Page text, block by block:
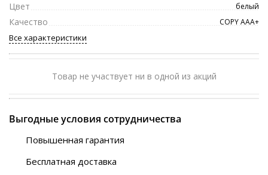
Цвет белый
Качество COPY ААА+
Все характеристики
Товар не участвует ни в одной из акций
Выгодные условия сотрудничества
Повышенная гарантия
Бесплатная доставка